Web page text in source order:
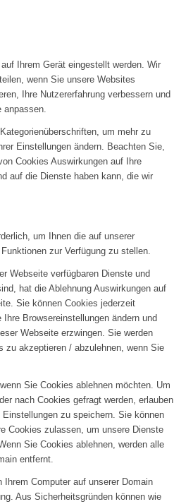
Ihrem Gerät eingestellt werden. Wir
wenn Sie unsere Websites
Ihre Nutzererfahrung verbessern und
um mehr zu
Einstellungen ändern. Beachten Sie,
Cookies Auswirkungen auf Ihre
auf die Dienste haben kann, die wir
um Ihnen die auf unserer
zur Verfügung zu stellen.
Webseite verfügbaren Dienste und
hat die Ablehnung Auswirkungen auf
Sie können Cookies jederzeit
Browsereinstellungen ändern und
Webseite erzwingen. Sie werden
zu akzeptieren / abzulehnen, wenn Sie
Sie Cookies ablehnen möchten. Um
nach Cookies gefragt werden, erlauben
zu speichern. Sie können
Cookies zulassen, um unsere Dienste
Sie Cookies ablehnen, werden alle
entfernt.
Computer auf unserer Domain
Aus Sicherheitsgründen können wie